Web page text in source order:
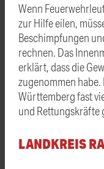
Wenn
zur Hilfe eilen,
Beschimpfungen
rechnen. Das
erklärt, dass die
zugenommen habe.
Württemberg fast
und Rettungskräfte
LANDKREIS